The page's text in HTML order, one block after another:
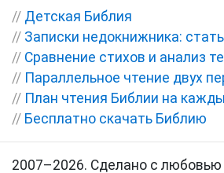
// Детская Библия
// Записки недокнижника:
// Сравнение стихов и анализ
// Параллельное чтение двух
// План чтения Библии на
// Бесплатно скачать Библию
2007–2026. Сделано с